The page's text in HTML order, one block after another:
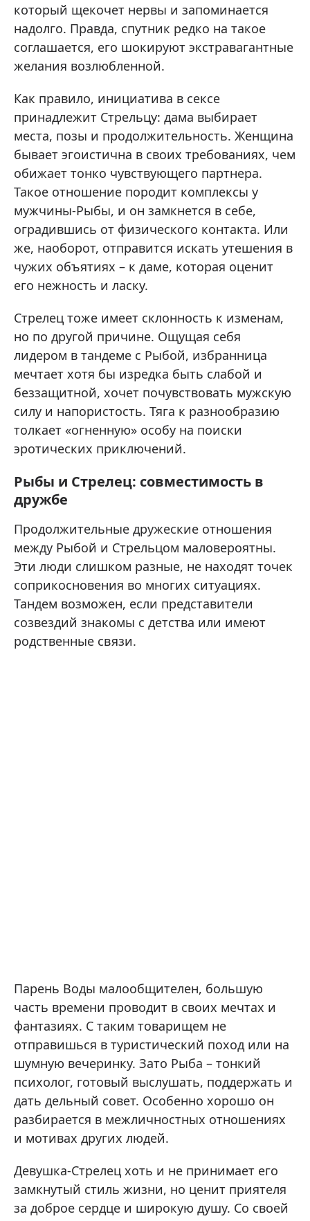
который щекочет нервы и запоминается
надолго. Правда, спутник редко на такое
соглашается, его шокируют экстравагантные
желания возлюбленной.
Как правило, инициатива в сексе
принадлежит Стрельцу: дама выбирает
места, позы и продолжительность. Женщина
бывает эгоистична в своих требованиях, чем
обижает тонко чувствующего партнера.
Такое отношение породит комплексы у
мужчины-Рыбы, и он замкнется в себе,
оградившись от физического контакта. Или
же, наоборот, отправится искать утешения в
чужих объятиях – к даме, которая оценит
его нежность и ласку.
Стрелец тоже имеет склонность к изменам,
но по другой причине. Ощущая себя
лидером в тандеме с Рыбой, избранница
мечтает хотя бы изредка быть слабой и
беззащитной, хочет почувствовать мужскую
силу и напористость. Тяга к разнообразию
толкает «огненную» особу на поиски
эротических приключений.
Рыбы и Стрелец: совместимость в
дружбе
Продолжительные дружеские отношения
между Рыбой и Стрельцом маловероятны.
Эти люди слишком разные, не находят точек
соприкосновения во многих ситуациях.
Тандем возможен, если представители
созвездий знакомы с детства или имеют
родственные связи.
Парень Воды малообщителен, большую
часть времени проводит в своих мечтах и
фантазиях. С таким товарищем не
отправишься в туристический поход или на
шумную вечеринку. Зато Рыба – тонкий
психолог, готовый выслушать, поддержать и
дать дельный совет. Особенно хорошо он
разбирается в межличностных отношениях
и мотивах других людей.
Девушка-Стрелец хоть и не принимает его
замкнутый стиль жизни, но ценит приятеля
за доброе сердце и широкую душу. Со своей